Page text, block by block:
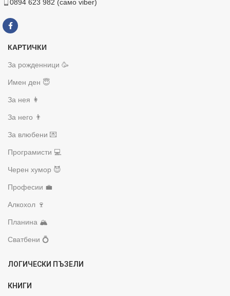
0894 623 982 (само viber)
КАРТИЧКИ
За рожденници 🥳
Имен ден 😇
За нея 👩
За него 👨
За влюбени 💌
Програмисти 💻
Черен хумор 😈
Професии 💼
Алкохол 🍷
Планина 🏔️
Сватбени 💍
ЛОГИЧЕСКИ ПЪЗЕЛИ
КНИГИ